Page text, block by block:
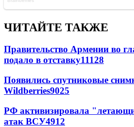
ЧИТАЙТЕ ТАКЖЕ
Правительство Армении во
подало в отставку11128
Появились спутниковые
Wildberries9025
РФ активизировала
атак ВСУ4912